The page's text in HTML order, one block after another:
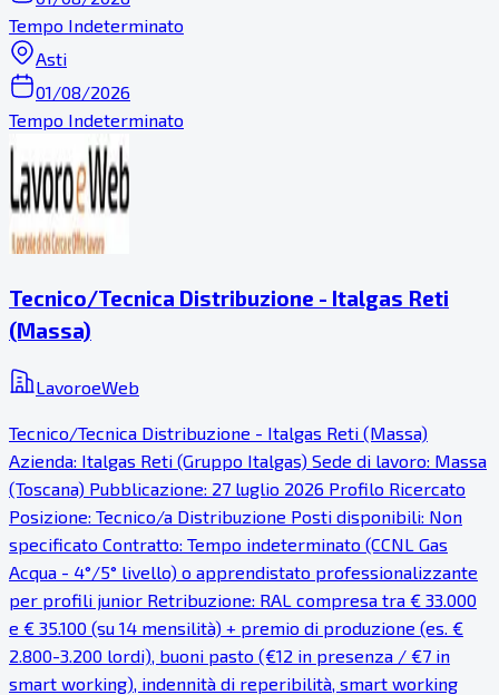
Tempo Indeterminato
Asti
01/08/2026
Tempo Indeterminato
Tecnico/Tecnica Distribuzione - Italgas Reti
(Massa)
LavoroeWeb
Tecnico/Tecnica Distribuzione - Italgas Reti (Massa)
Azienda: Italgas Reti (Gruppo Italgas) Sede di lavoro: Massa
(Toscana) Pubblicazione: 27 luglio 2026 Profilo Ricercato
Posizione: Tecnico/a Distribuzione Posti disponibili: Non
specificato Contratto: Tempo indeterminato (CCNL Gas
Acqua - 4°/5° livello) o apprendistato professionalizzante
per profili junior Retribuzione: RAL compresa tra € 33.000
e € 35.100 (su 14 mensilità) + premio di produzione (es. €
2.800-3.200 lordi), buoni pasto (€12 in presenza / €7 in
smart working), indennità di reperibilità, smart working